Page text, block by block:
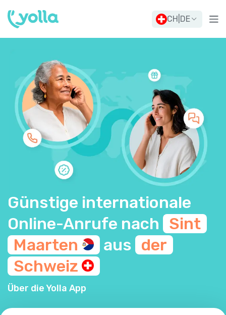
CH DE
Günstige internationale
Online-Anrufe nach Sint
Maarten
aus der
Schweiz
Über die Yolla App